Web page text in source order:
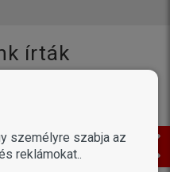
írták
ujjra húzható
személyre szabja az
reklámokat..